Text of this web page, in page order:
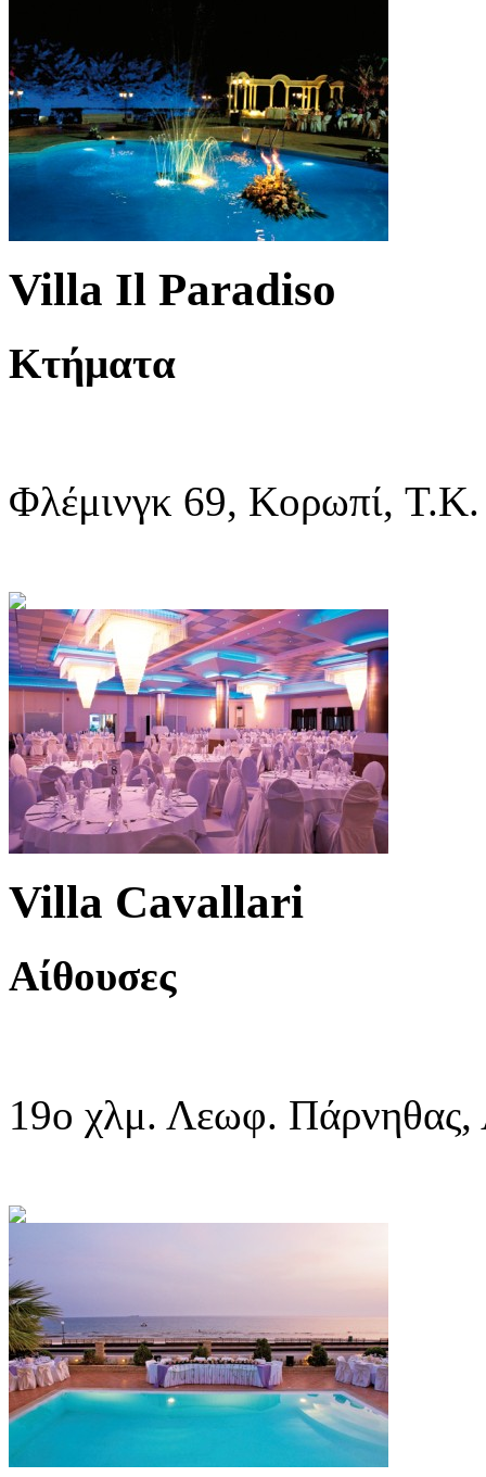
Villa Il Paradiso
Κτήματα
Φλέμινγκ 69, Κορωπί,
Villa Cavallari
Αίθουσες
19ο χλμ. Λεωφ. Πάρνηθας,